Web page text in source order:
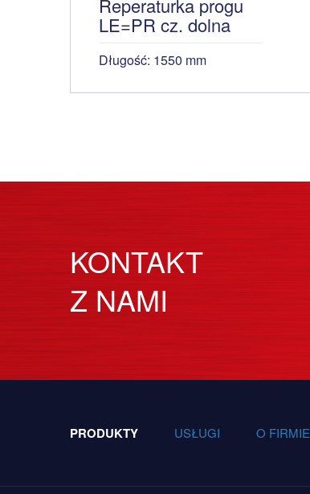
Reperaturka progu
LE=PR cz. dolna
Długość: 1550 mm
KONTAKT
Z NAMI
PRODUKTY USŁUGI O FIRMIE